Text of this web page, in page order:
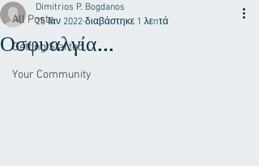
All Posts
Getting Started
Your Community
Οσφυαλγία...
Dimitrios P. Bogdanos
25 Ιαν 2022 διαβάστηκε 1 λεπτά